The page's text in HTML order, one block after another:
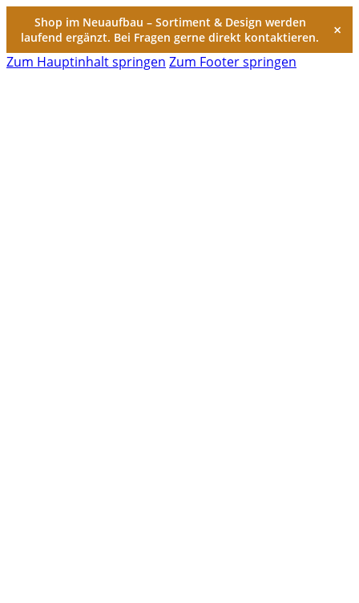
Shop im Neuaufbau – Sortiment & Design werden
laufend ergänzt. Bei Fragen gerne direkt kontaktieren.
×
Zum Hauptinhalt springen Zum Footer springen